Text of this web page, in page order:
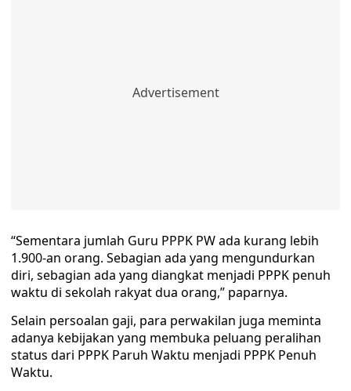
“Sementara jumlah Guru PPPK PW ada kurang lebih
1.900-an orang. Sebagian ada yang mengundurkan
diri, sebagian ada yang diangkat menjadi PPPK penuh
waktu di sekolah rakyat dua orang,” paparnya.
Selain persoalan gaji, para perwakilan juga meminta
adanya kebijakan yang membuka peluang peralihan
status dari PPPK Paruh Waktu menjadi PPPK Penuh
Waktu.